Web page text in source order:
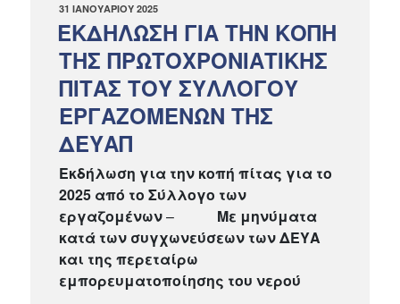
ΔΗΜΟΣΙΕΎΤΗΚΕ
ΣΤΙΣ
31 ΙΑΝΟΥΑΡΊΟΥ 2025
ΕΚΔΗΛΩΣΗ ΓΙΑ ΤΗΝ ΚΟΠΗ
ΤΗΣ ΠΡΩΤΟΧΡΟΝΙΑΤΙΚΗΣ
ΠΙΤΑΣ ΤΟΥ ΣΥΛΛΟΓΟΥ
ΕΡΓΑΖΟΜΕΝΩΝ ΤΗΣ
ΔΕΥΑΠ
Εκδήλωση για την κοπή πίτας για το
2025 από το Σύλλογο των
εργαζομένων– Με μηνύματα
κατά των συγχωνεύσεων των ΔΕΥΑ
και της περεταίρω
εμπορευματοποίησης του νερού